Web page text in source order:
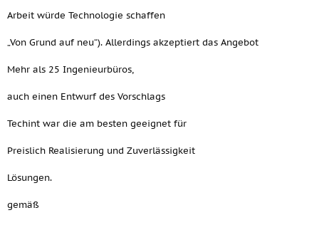
Arbeit würde Technologie schaffen
„Von Grund auf neu“). Allerdings akzeptiert das Angebot
Mehr als 25 Ingenieurbüros,
auch einen Entwurf des Vorschlags
Techint war die am besten geeignet für
Preislich Realisierung und Zuverlässigkeit
Lösungen.
gemäß